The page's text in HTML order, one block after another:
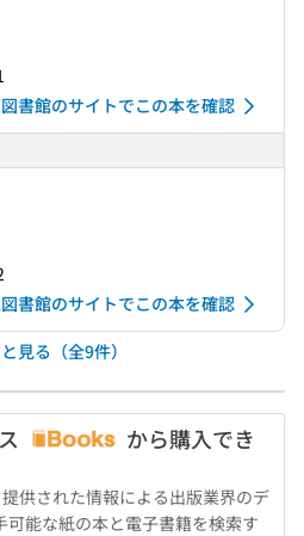
書館のサイトでこの本を確認
書館のサイトでこの本を確認
見る（全9件）
から購入でき
供された情報による出版業界のデ
可能な紙の本と電子書籍を検索す